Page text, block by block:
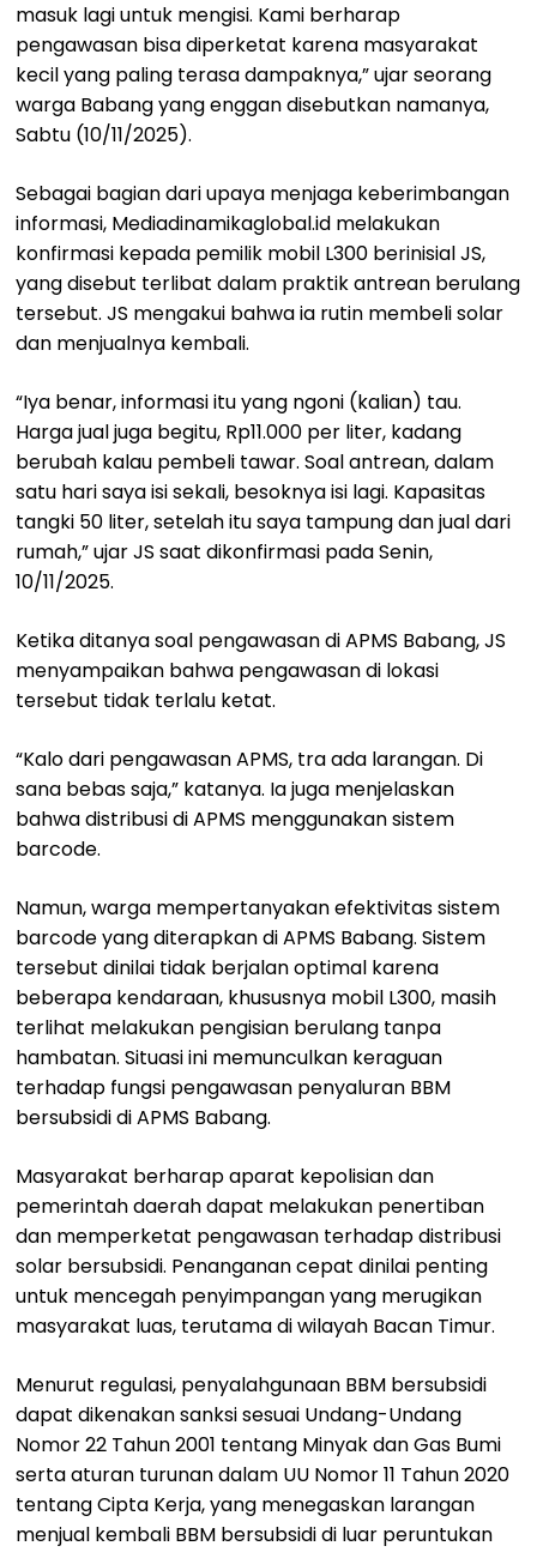
masuk lagi untuk mengisi. Kami berharap
pengawasan bisa diperketat karena masyarakat
kecil yang paling terasa dampaknya,” ujar seorang
warga Babang yang enggan disebutkan namanya,
Sabtu (10/11/2025).
Sebagai bagian dari upaya menjaga keberimbangan
informasi, Mediadinamikaglobal.id melakukan
konfirmasi kepada pemilik mobil L300 berinisial JS,
yang disebut terlibat dalam praktik antrean berulang
tersebut. JS mengakui bahwa ia rutin membeli solar
dan menjualnya kembali.
“Iya benar, informasi itu yang ngoni (kalian) tau.
Harga jual juga begitu, Rp11.000 per liter, kadang
berubah kalau pembeli tawar. Soal antrean, dalam
satu hari saya isi sekali, besoknya isi lagi. Kapasitas
tangki 50 liter, setelah itu saya tampung dan jual dari
rumah,” ujar JS saat dikonfirmasi pada Senin,
10/11/2025.
Ketika ditanya soal pengawasan di APMS Babang, JS
menyampaikan bahwa pengawasan di lokasi
tersebut tidak terlalu ketat.
“Kalo dari pengawasan APMS, tra ada larangan. Di
sana bebas saja,” katanya. Ia juga menjelaskan
bahwa distribusi di APMS menggunakan sistem
barcode.
Namun, warga mempertanyakan efektivitas sistem
barcode yang diterapkan di APMS Babang. Sistem
tersebut dinilai tidak berjalan optimal karena
beberapa kendaraan, khususnya mobil L300, masih
terlihat melakukan pengisian berulang tanpa
hambatan. Situasi ini memunculkan keraguan
terhadap fungsi pengawasan penyaluran BBM
bersubsidi di APMS Babang.
Masyarakat berharap aparat kepolisian dan
pemerintah daerah dapat melakukan penertiban
dan memperketat pengawasan terhadap distribusi
solar bersubsidi. Penanganan cepat dinilai penting
untuk mencegah penyimpangan yang merugikan
masyarakat luas, terutama di wilayah Bacan Timur.
Menurut regulasi, penyalahgunaan BBM bersubsidi
dapat dikenakan sanksi sesuai Undang-Undang
Nomor 22 Tahun 2001 tentang Minyak dan Gas Bumi
serta aturan turunan dalam UU Nomor 11 Tahun 2020
tentang Cipta Kerja, yang menegaskan larangan
menjual kembali BBM bersubsidi di luar peruntukan